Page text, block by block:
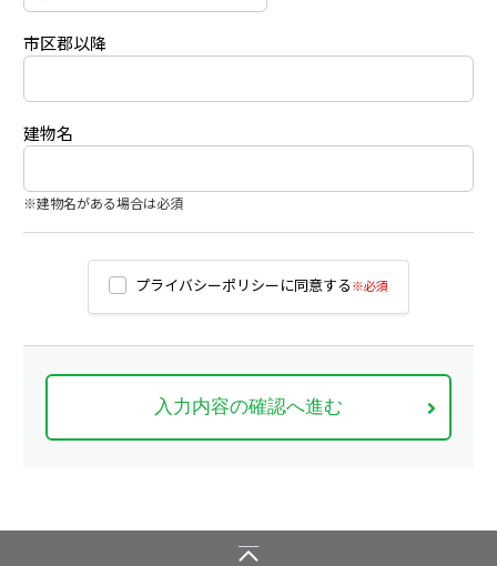
市区郡以降
建物名
※建物名がある場合は必須
プライバシーポリシーに同意する※必須